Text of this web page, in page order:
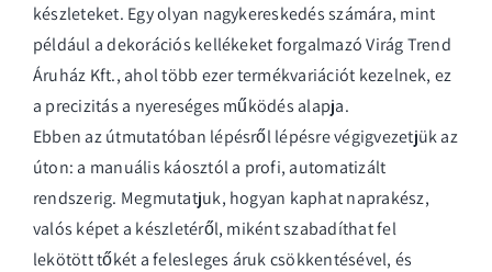
készleteket. Egy olyan nagykereskedés számára, mint
például a dekorációs kellékeket forgalmazóVirág Trend
Áruház Kft., ahol több ezer termékvariációt kezelnek, ez
a precizitás a nyereséges működés alapja.
Ebben az útmutatóban lépésről lépésre végigvezetjük az
úton: a manuális káosztól a profi, automatizált
rendszerig. Megmutatjuk, hogyan kaphat naprakész,
valós képet a készletéről, miként szabadíthat fel
lekötött tőkét a felesleges áruk csökkentésével, és